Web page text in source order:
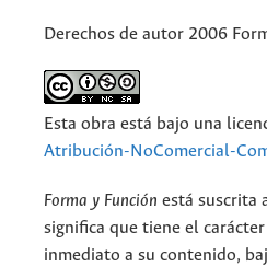
Derechos de autor 2006
Esta obra está bajo una
Atribución-NoComercial-
Forma y Función está suscrita
significa que tiene el
inmediato a su contenido,